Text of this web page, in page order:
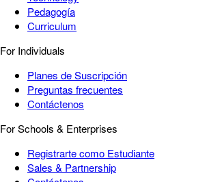
Pedagogía
Curriculum
For Individuals
Planes de Suscripción
Preguntas frecuentes
Contáctenos
For Schools & Enterprises
Registrarte como Estudiante
Sales & Partnership